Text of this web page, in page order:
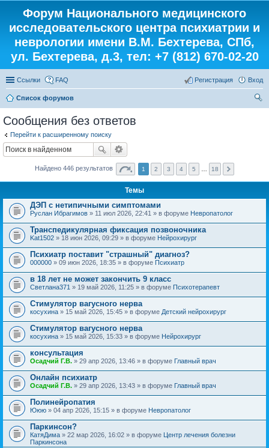
Форум Национального медицинского
исследовательского центра психиатрии и
неврологии имени В.М. Бехтерева, СПб,
ул. Бехтерева, д.3, тел: +7 (812) 670-02-20
Ссылки FAQ Вход
Регистрация
Список форумов
Сообщения без ответов
Перейти к расширенному поиску
Найдено 446 результатов 1 2 3 4 5 18
Темы
ДЭП с нетипичными симптомами
Руслан Ибрагимов » 11 июл 2026, 22:41 » в форуме Невропатолог
Транспедикулярная фиксация позвоночника
Kat1502 » 18 июн 2026, 09:29 » в форуме Нейрохирург
Психиатр поставит "страшный" диагноз?
000000 » 09 июн 2026, 18:35 » в форуме Психиатр
в 18 лет не может закончить 9 класс
Светлана371 » 19 май 2026, 11:25 » в форуме Психотерапевт
Стимулятор вагусного нерва
косухина » 15 май 2026, 15:45 » в форуме Детский нейрохирург
Стимулятор вагусного нерва
косухина » 15 май 2026, 15:33 » в форуме Нейрохирург
консультация
Осадчий Г.В. » 29 апр 2026, 13:46 » в форуме Главный врач
Онлайн психиатр
Осадчий Г.В. » 29 апр 2026, 13:43 » в форуме Главный врач
Полинейропатия
Ююю » 04 апр 2026, 15:15 » в форуме Невропатолог
Паркинсон?
КатяДима » 22 мар 2026, 16:02 » в форуме Центр лечения болезни
Паркинсона